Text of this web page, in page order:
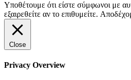
Υποθέτουμε ότι είστε σύμφωνοι με
εξαιρεθείτε αν το επιθυμείτε.
Close
Privacy Overview